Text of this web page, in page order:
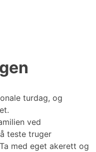
turdag, og
ved
teste truger
med eget akerett og